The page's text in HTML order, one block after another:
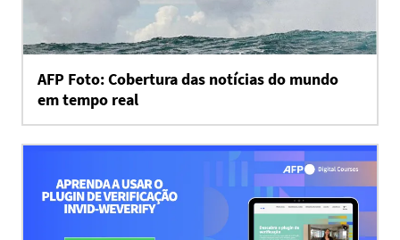
AFP Foto: Cobertura das notícias do mundo
em tempo real